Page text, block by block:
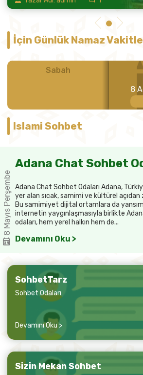
İçin Günlük Namaz
Sabah
8
Islami Sohbet
8 Mayıs Perşembe
Adana Chat Sohbet
Adana Chat Sohbet Odaları Adana,
yer alan sıcak, samimi ve kültürel
Bu samimiyet dijital ortamlara da
internetin yaygınlaşmasıyla birlikte
odaları, hem yerel halkın hem de...
Devamını Oku >
SohbetTarz
Sohbet Odaları
Devamını Oku >
Sizin Mekan Sohbet